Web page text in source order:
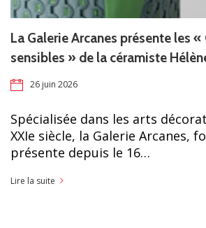
La Galerie Arcanes présente les
sensibles » de la céramiste
26 juin 2026
Spécialisée dans les arts
XXIe siècle, la Galerie Arcanes,
présente depuis le 16…
Lire la suite